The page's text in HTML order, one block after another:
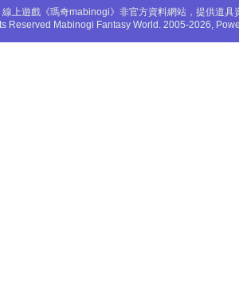
上遊戲《瑪奇mabinogi》非官方資料網站，提供道
Reserved Mabinogi Fantasy World. 2005-2026,